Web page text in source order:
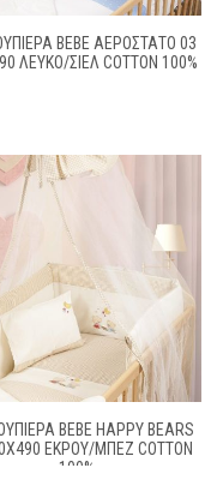
BEBE ΑΕΡΟΣΤΑΤΟ 03
ΛΕΥΚΟ/ΣΙΕΛ COTTON 100%
BEBE HAPPY BEARS
ΕΚΡΟΥ/ΜΠΕΖ COTTON
100%